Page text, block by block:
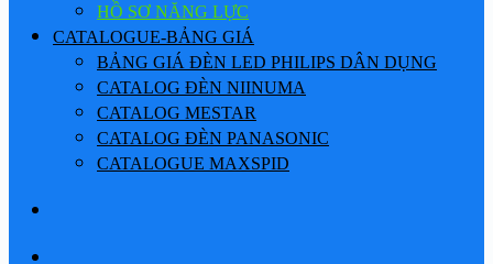
HỒ SƠ NĂNG LỰC
CATALOGUE-BẢNG GIÁ
BẢNG GIÁ ĐÈN LED PHILIPS DÂN DỤNG
CATALOG ĐÈN NIINUMA
CATALOG MESTAR
CATALOG ĐÈN PANASONIC
CATALOGUE MAXSPID